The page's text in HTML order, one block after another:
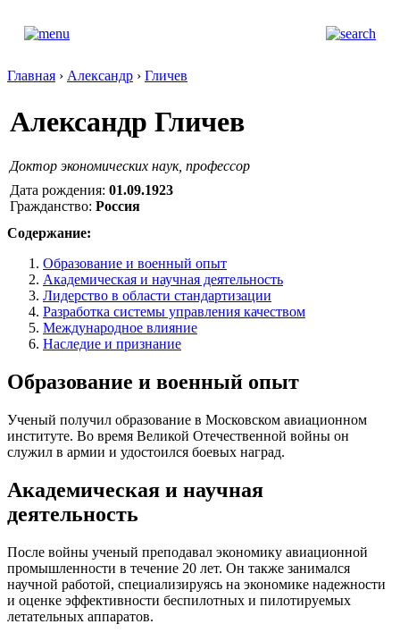
Главная › Александр › Гличев
Александр Гличев
Доктор экономических наук, профессор
Дата рождения: 01.09.1923
Гражданство: Россия
Содержание:
Образование и военный опыт
Академическая и научная деятельность
Лидерство в области стандартизации
Разработка системы управления качеством
Международное влияние
Наследие и признание
Образование и военный опыт
Ученый получил образование в Московском авиационном
институте. Во время Великой Отечественной войны он
служил в армии и удостоился боевых наград.
Академическая и научная
деятельность
После войны ученый преподавал экономику авиационной
промышленности в течение 20 лет. Он также занимался
научной работой, специализируясь на экономике надежности
и оценке эффективности беспилотных и пилотируемых
летательных аппаратов.